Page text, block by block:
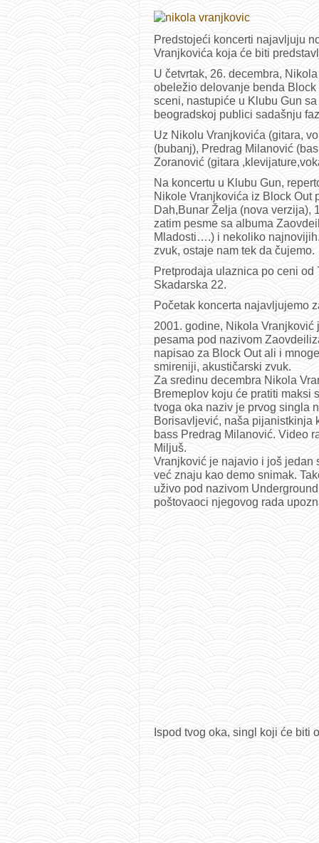
Predstojeći koncerti najavljuju
Vranjkovića koja će biti
U četvrtak, 26. decembra,
obeležio delovanje benda Block
sceni, nastupiće u Klubu Gun
beogradskoj publici sadašnju
Uz Nikolu Vranjkovića (gitara,
(bubanj), Predrag Milanović
Zoranović (gitara
Na koncertu u Klubu Gun,
Nikole Vranjkovića iz Block Out
Dah,Bunar Želja (nova verzija),
zatim pesme sa albuma
Mladosti….) i nekoliko
zvuk, ostaje nam tek da čujemo.
Pretprodaja ulaznica po ceni
Skadarska 22.
Početak koncerta najavljujemo
2001. godine, Nikola
pesama pod nazivom
napisao za Block Out ali i
smireniji, akustičarski zvuk.
Za sredinu decembra Nikola
Bremeplov koju će pratiti maksi
tvoga oka naziv je prvog singla
Borisavljević, naša pijanistkinja
bass Predrag Milanović. Video
Miljuš.
Vranjković je najavio i još jedan
već znaju kao demo snimak.
uživo pod nazivom
poštovaoci njegovog rada
Ispod tvog oka, singl koji će biti